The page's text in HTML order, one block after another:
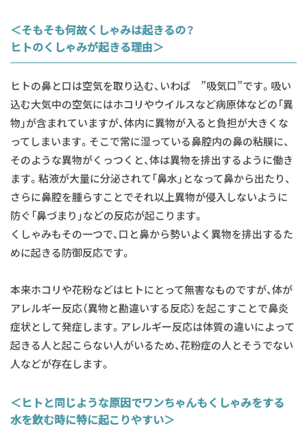
＜そもそも何故くしゃみは起きるの？
ヒトのくしゃみが起きる理由＞
ヒトの鼻と口は空気を取り込む、いわば ”吸気口”です。吸い
込む大気中の空気にはホコリやウイルスなど病原体などの「異
物」が含まれていますが、体内に異物が入ると負担が大きくな
ってしまいます。そこで常に湿っている鼻腔内の鼻の粘膜に、
そのような異物がくっつくと、体は異物を排出するように働き
ます。粘液が大量に分泌されて「鼻水」となって鼻から出たり、
さらに鼻腔を腫らすことでそれ以上異物が侵入しないように
防ぐ「鼻づまり」などの反応が起こります。
くしゃみもその一つで、口と鼻から勢いよく異物を排出するた
めに起きる防御反応です。
本来ホコリや花粉などはヒトにとって無害なものですが、体が
アレルギー反応（異物と勘違いする反応）を起こすことで鼻炎
症状として発症します。アレルギー反応は体質の違いによって
起きる人と起こらない人がいるため、花粉症の人とそうでない
人などが存在します。
＜ヒトと同じような原因でワンちゃんもくしゃみをする
水を飲む時に特に起こりやすい＞